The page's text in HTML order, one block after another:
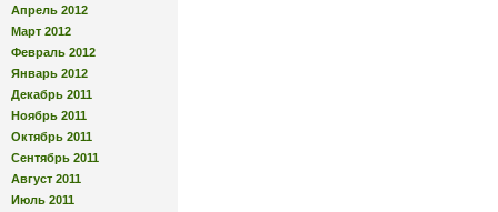
Апрель 2012
Март 2012
Февраль 2012
Январь 2012
Декабрь 2011
Ноябрь 2011
Октябрь 2011
Сентябрь 2011
Август 2011
Июль 2011